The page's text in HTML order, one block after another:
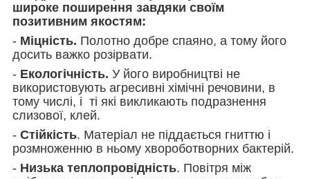
широке поширення завдяки своїм
позитивним якостям:
- Міцність. Полотно добре спаяно, а тому його
досить важко розірвати.
- Екологічність. У його виробництві не
використовують агресивні хімічні речовини, в
тому числі, і ті які викликають подразнення
слизової, клей.
- Стійкість. Матеріал не піддається гниттю і
розмноженню в ньому хвороботворних бактерій.
- Низька теплопровідність. Повітря між